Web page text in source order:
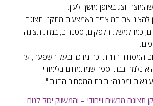
יוצג באופן מושך לעין.
להציג את המוצרים באמצעות מתקני תצוגה
כמו למשל: דלפקים, סטנדים, במות תצוגה
המסחור החזותי כה מרכזי ובעל השפעה, עד
נלמד בבתי ספר שמתמחים בלימודי
ומכונה: תורת המסחור החזותי".
תצוגה מרשים וייחודי – והמשווק יכול לנוח